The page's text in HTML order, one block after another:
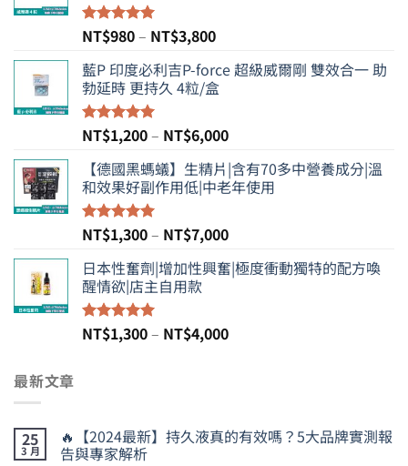
評分5.00
滿分 5
NT$980– NT$3,800價
範
圍：
到
NT$3,800
藍P 印度必利吉P-force 超級威爾剛 雙效合一 助
勃延時 更持久 4粒/盒
評分 5.00
滿分 5
NT$1,200– NT$6,000價
範
圍：
到
【德國黑螞蟻】生精片|含有70多中營養成分|溫
和效果好副作用低|中老年使用
評分 5.00
滿分 5
NT$1,300– NT$7,000價
範
到
日本性奮劑|增加性興奮|極度衝動獨特的配方喚
醒情欲|店主自用款
評分 5.00
滿分 5
NT$1,300– NT$4,000價
到
NT$4,000
最新文章
25
3 月
🔥【2024最新】持久液真的有效嗎？5大品牌實測報
告與專家解析